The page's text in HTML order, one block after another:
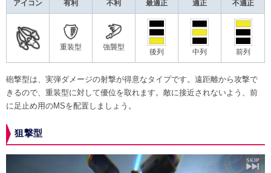
アイコン 有利 不利 最適正 適正 不適正
重装型 強襲型
後列 中列 前列
砲撃型は、実弾ダメージの射撃が得意なタイプです。遠距離から攻撃で
きるので、重装型に対して優位を取れます。敵に接近されないよう、前
に足止め用のMSを配置しましょう。
狙撃型